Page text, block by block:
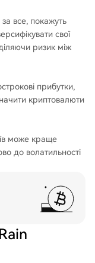
все, покажуть
свої
ризик між
прибутки,
криптовалюти
може краще
до волатильності